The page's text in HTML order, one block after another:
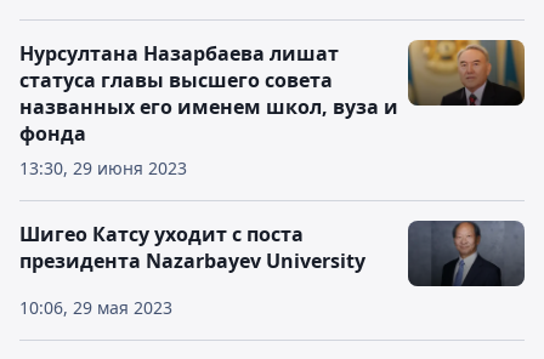
13:30, 29 июня 2023
Нурсултана Назарбаева лишат
статуса главы высшего совета
названных его именем школ, вуза и
фонда
10:06, 29 мая 2023
Шигео Катсу уходит с поста
президента Nazarbayev University